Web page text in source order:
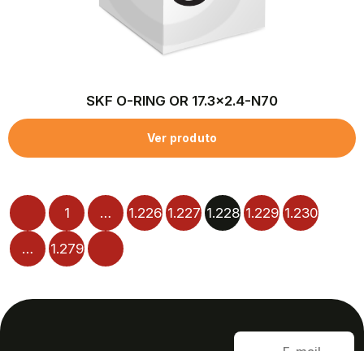
SKF O-RING OR 17.3×2.4-N70
Ver produto
1 … 1.226 1.227 1.228 1.229 1.230
… 1.279